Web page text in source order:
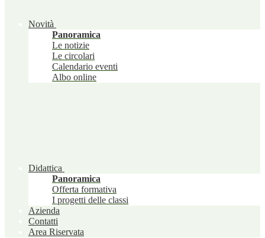
Novità
Panoramica
Le notizie
Le circolari
Calendario eventi
Albo online
Didattica
Panoramica
Offerta formativa
I progetti delle classi
Azienda
Contatti
Area Riservata